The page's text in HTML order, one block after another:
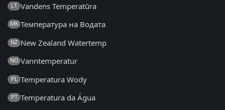
LT Vandens Temperatūra
MK Температура на Водата
NZ New Zealand Watertemp
NO Vanntemperatur
PL Temperatura Wody
PT Temperatura da Água